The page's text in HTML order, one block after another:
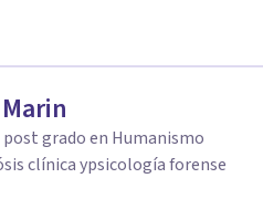
grado en Humanismo
clínica ypsicología forense